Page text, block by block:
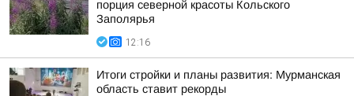
порция северной красоты Кольского
Заполярья
12:16
Итоги стройки и планы развития: Мурманская
область ставит рекорды